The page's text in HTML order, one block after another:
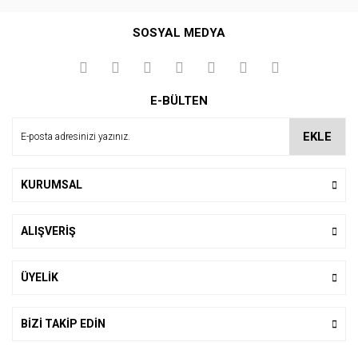
SOSYAL MEDYA
E-BÜLTEN
EKLE
KURUMSAL
ALIŞVERİŞ
ÜYELİK
BİZİ TAKİP EDİN